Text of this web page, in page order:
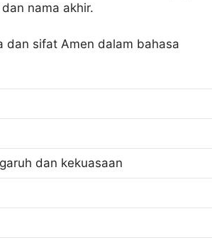
nama akhir.
dan sifat Amen dalam bahasa
dan kekuasaan